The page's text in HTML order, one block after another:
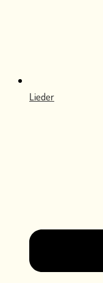
Lieder